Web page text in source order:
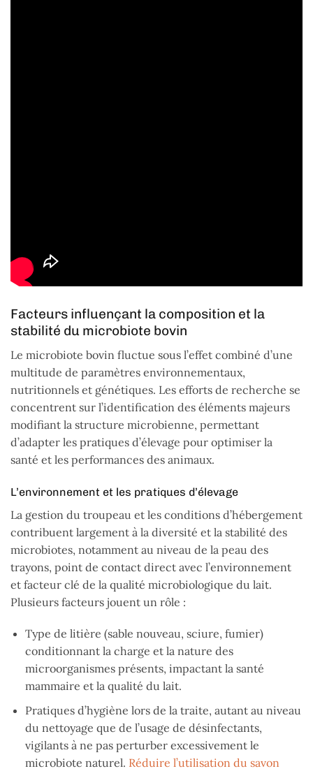
Facteurs influençant la composition et la
stabilité du microbiote bovin
Le microbiote bovin fluctue sous l’effet combiné d’une
multitude de paramètres environnementaux,
nutritionnels et génétiques. Les efforts de recherche se
concentrent sur l’identification des éléments majeurs
modifiant la structure microbienne, permettant
d’adapter les pratiques d’élevage pour optimiser la
santé et les performances des animaux.
L’environnement et les pratiques d’élevage
La gestion du troupeau et les conditions d’hébergement
contribuent largement à la diversité et la stabilité des
microbiotes, notamment au niveau de la peau des
trayons, point de contact direct avec l’environnement
et facteur clé de la qualité microbiologique du lait.
Plusieurs facteurs jouent un rôle :
Type de litière (sable nouveau, sciure, fumier)
conditionnant la charge et la nature des
microorganismes présents, impactant la santé
mammaire et la qualité du lait.
Pratiques d’hygiène lors de la traite, autant au niveau
du nettoyage que de l’usage de désinfectants,
vigilants à ne pas perturber excessivement le
microbiote naturel. Réduire l’utilisation du savon